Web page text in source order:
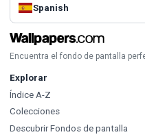
Spanish
Encuentra el fondo de pantalla
Explorar
Índice A-Z
Colecciones
Descubrir Fondos de pantalla